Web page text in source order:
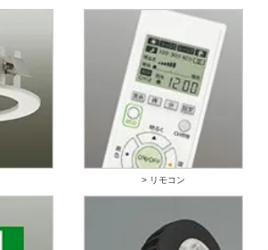
> リモコン